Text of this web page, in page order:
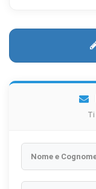
Ti
Nome e